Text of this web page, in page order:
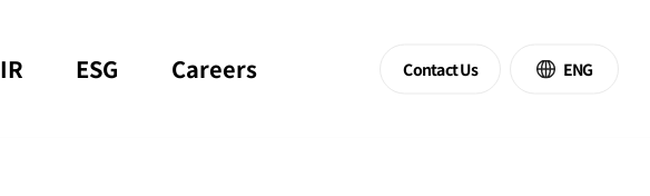
IR ESG Careers Contact Us ENG